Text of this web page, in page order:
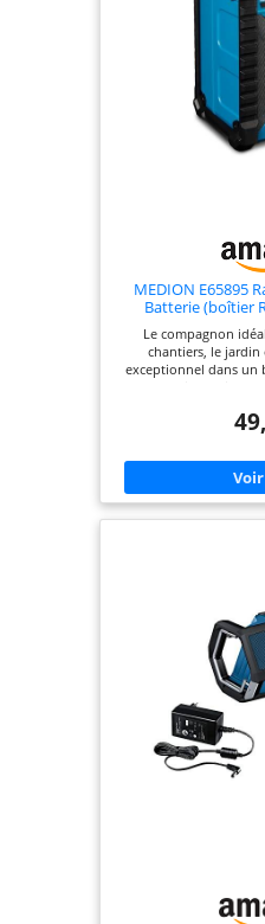
MEDION E65895
Batterie (boîtier
Transport,
éclaboussures
Le compagnon
chantiers, le jardin
exceptionnel dans un
smartphone ou une
Radio FM PLL avec
protection contre les
Antenne
2.000 mAh. Contenu